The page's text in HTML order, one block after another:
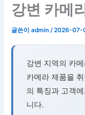
강변 카메
글쓴이admin/2026-07-
강변 지역의 카
카메라 제품을
의 특징과 고객
니다.